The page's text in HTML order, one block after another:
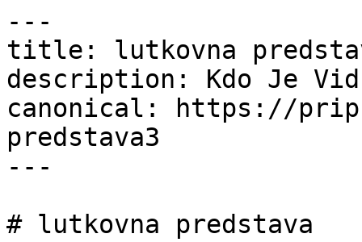
---
title: lutkovna
description: Kdo Je
canonical: https://
predstava3
---
# lutkovna predstava